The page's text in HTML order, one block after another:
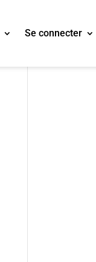
Se connecter